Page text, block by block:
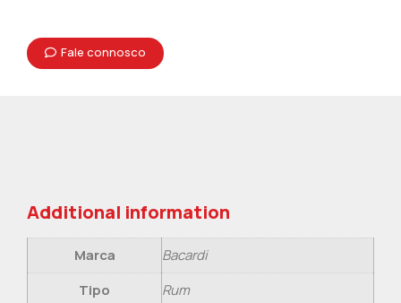
Fale connosco
Additional information
Marca
Bacardi
Tipo
Rum